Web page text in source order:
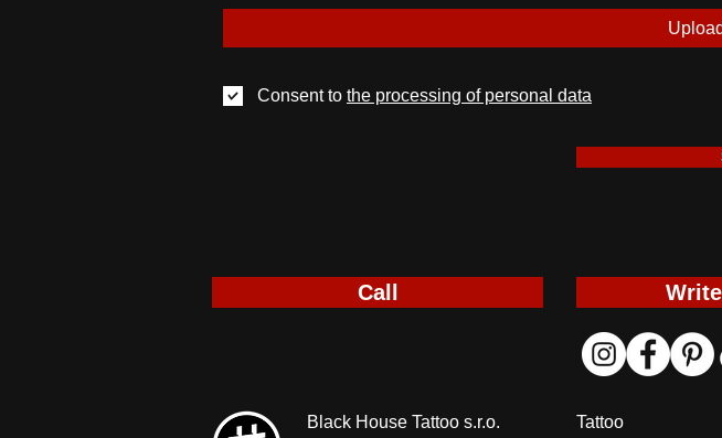
Consent to the processing of personal data
Call
Black House Tattoo s.r.o.
Tattoo